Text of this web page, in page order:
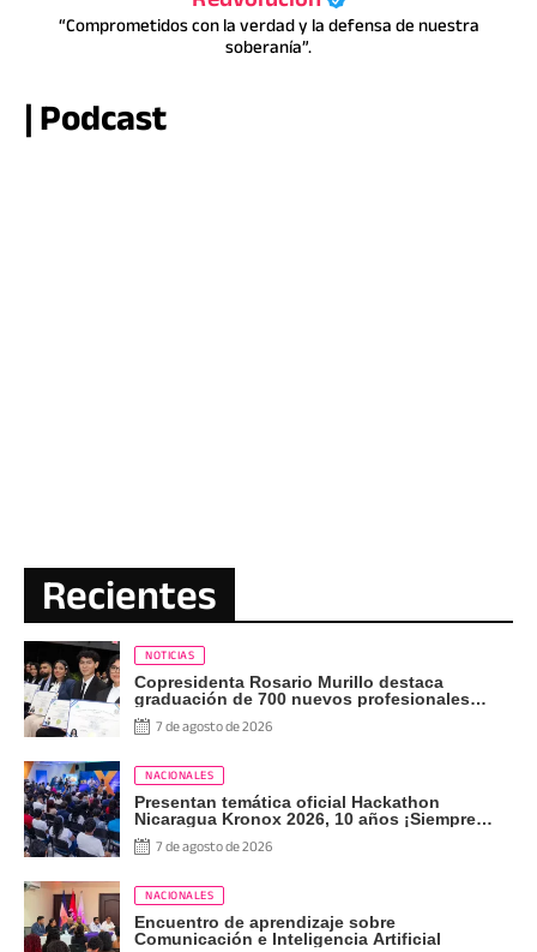
“Comprometidos con la verdad y la defensa de nuestra
soberanía”.
| Podcast
Recientes
NOTICIAS
Copresidenta Rosario Murillo destaca
graduación de 700 nuevos profesionales
Pueblo Presidente
7 de agosto de 2026
NACIONALES
Presentan temática oficial Hackathon
Nicaragua Kronox 2026, 10 años ¡Siempre
Más Allá!
7 de agosto de 2026
NACIONALES
Encuentro de aprendizaje sobre
Comunicación e Inteligencia Artificial